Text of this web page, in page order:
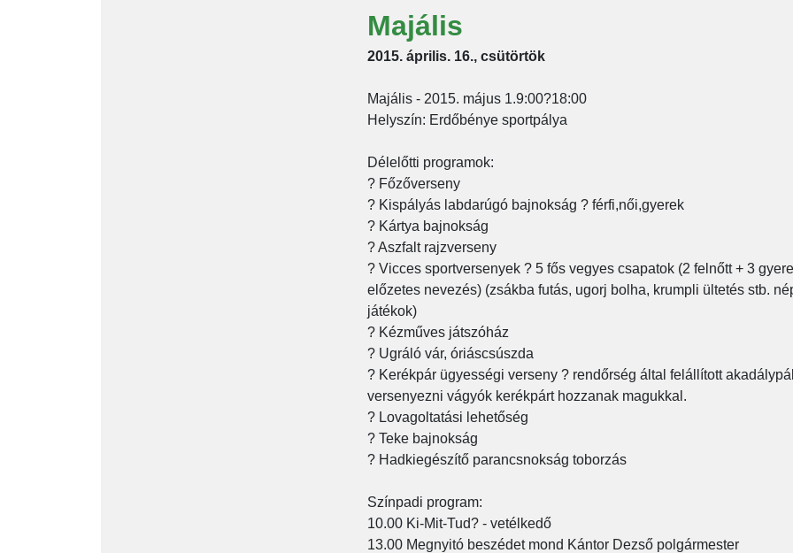
Majális
2015. április. 16., csütörtök
Majális - 2015. május 1.9:00?18:00
Helyszín: Erdőbénye sportpálya
Délelőtti programok:
? Főzőverseny
? Kispályás labdarúgó bajnokság ? férfi,női,gyerek
? Kártya bajnokság
? Aszfalt rajzverseny
? Vicces sportversenyek ? 5 fős vegyes csapatok (2 felnőtt + 3
előzetes nevezés) (zsákba futás, ugorj bolha, krumpli ültetés stb.
játékok)
? Kézműves játszóház
? Ugráló vár, óriáscsúszda
? Kerékpár ügyességi verseny ? rendőrség által felállított
versenyezni vágyók kerékpárt hozzanak magukkal.
? Lovagoltatási lehetőség
? Teke bajnokság
? Hadkiegészítő parancsnokság toborzás
Színpadi program:
10.00 Ki-Mit-Tud? - vetélkedő
13.00 Megnyitó beszédet mond Kántor Dezső polgármester